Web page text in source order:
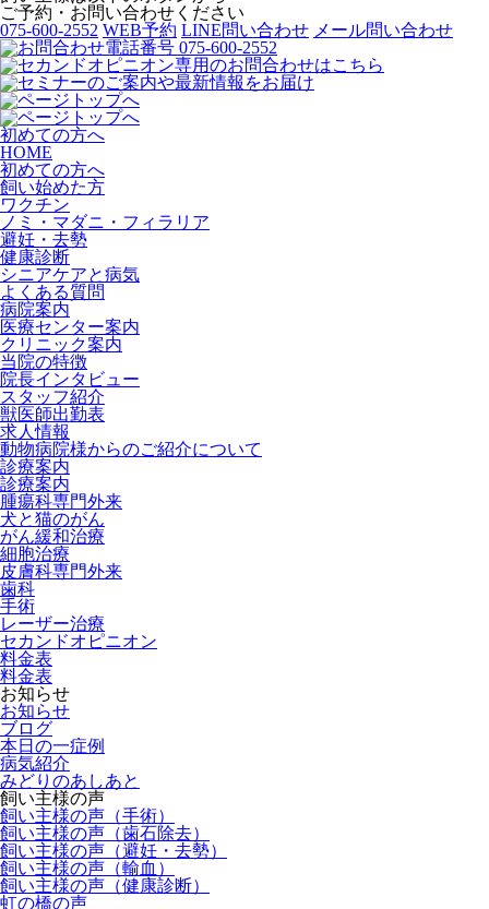
ご予約・お問い合わせください
075-600-2552 WEB予約 LINE問い合わせ メール問い合わせ
初めての方へ
HOME
初めての方へ
飼い始めた方
ワクチン
ノミ・マダニ・フィラリア
避妊・去勢
健康診断
シニアケアと病気
よくある質問
病院案内
医療センター案内
クリニック案内
当院の特徴
院長インタビュー
スタッフ紹介
獣医師出勤表
求人情報
動物病院様からのご紹介について
診療案内
診療案内
腫瘍科専門外来
犬と猫のがん
がん緩和治療
細胞治療
皮膚科専門外来
歯科
手術
レーザー治療
セカンドオピニオン
料金表
料金表
お知らせ
お知らせ
ブログ
本日の一症例
病気紹介
みどりのあしあと
飼い主様の声
飼い主様の声（手術）
飼い主様の声（歯石除去）
飼い主様の声（避妊・去勢）
飼い主様の声（輸血）
飼い主様の声（健康診断）
虹の橋の声